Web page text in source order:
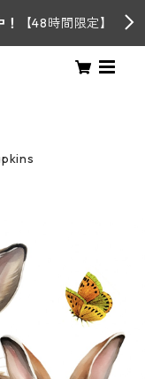
【48時間限定】